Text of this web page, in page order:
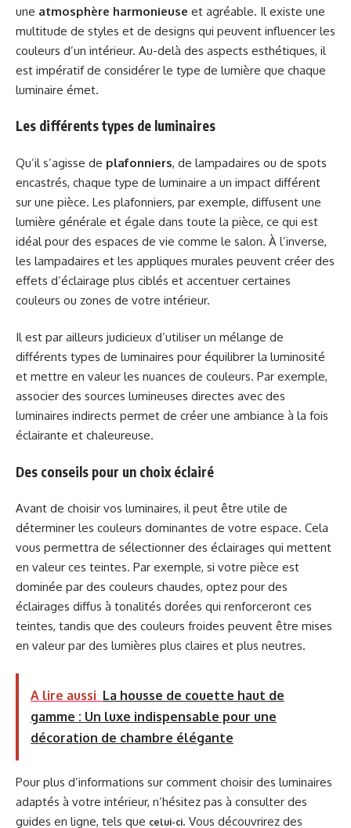
une atmosphère harmonieuse et agréable. Il existe une
multitude de styles et de designs qui peuvent influencer les
couleurs d’un intérieur. Au-delà des aspects esthétiques, il
est impératif de considérer le type de lumière que chaque
luminaire émet.
Les différents types de luminaires
Qu’il s’agisse de plafonniers, de lampadaires ou de spots
encastrés, chaque type de luminaire a un impact différent
sur une pièce. Les plafonniers, par exemple, diffusent une
lumière générale et égale dans toute la pièce, ce qui est
idéal pour des espaces de vie comme le salon. À l’inverse,
les lampadaires et les appliques murales peuvent créer des
effets d’éclairage plus ciblés et accentuer certaines
couleurs ou zones de votre intérieur.
Il est par ailleurs judicieux d’utiliser un mélange de
différents types de luminaires pour équilibrer la luminosité
et mettre en valeur les nuances de couleurs. Par exemple,
associer des sources lumineuses directes avec des
luminaires indirects permet de créer une ambiance à la fois
éclairante et chaleureuse.
Des conseils pour un choix éclairé
Avant de choisir vos luminaires, il peut être utile de
déterminer les couleurs dominantes de votre espace. Cela
vous permettra de sélectionner des éclairages qui mettent
en valeur ces teintes. Par exemple, si votre pièce est
dominée par des couleurs chaudes, optez pour des
éclairages diffus à tonalités dorées qui renforceront ces
teintes, tandis que des couleurs froides peuvent être mises
en valeur par des lumières plus claires et plus neutres.
A lire aussi La housse de couette haut de
gamme : Un luxe indispensable pour une
décoration de chambre élégante
Pour plus d’informations sur comment choisir des luminaires
adaptés à votre intérieur, n’hésitez pas à consulter des
guides en ligne, tels que celui-ci. Vous découvrirez des